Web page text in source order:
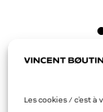
Les cookies / c'est à